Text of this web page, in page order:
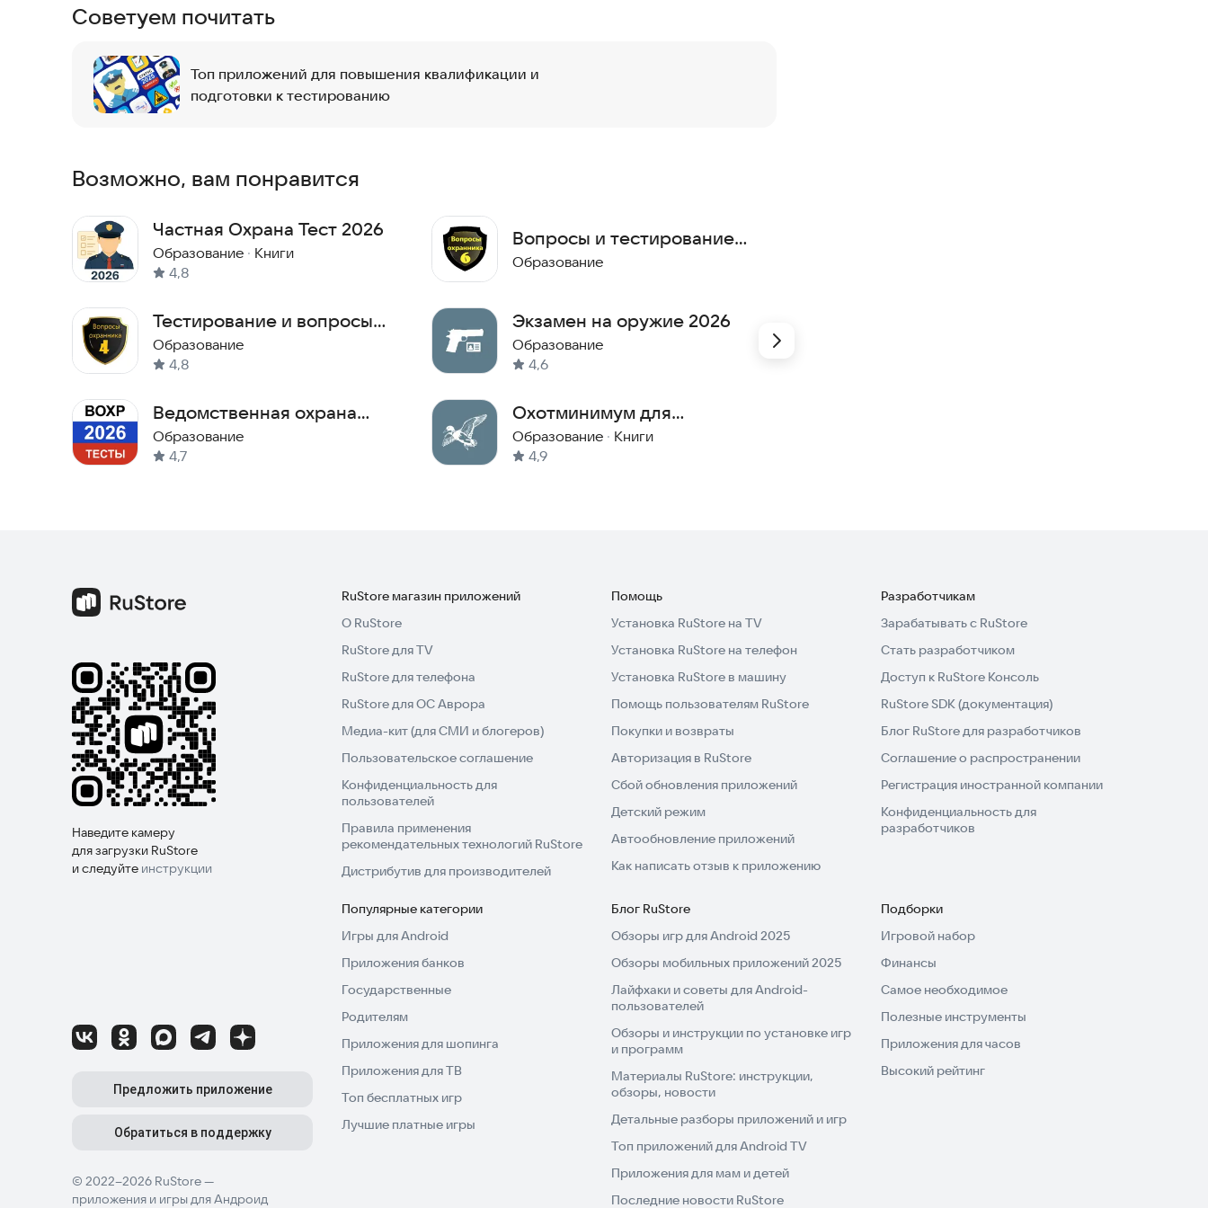
Советуем почитать
Топ приложений для повышения квалификации и
подготовки к тестированию
Возможно, вам понравится
Частная Охрана Тест 2026
Образование · Книги
4,8
Тестирование и вопросы
охранника 4 разряда.
Образование
4,8
Ведомственная охрана
2026 — актуальные
вопросы
Образование
4,7
Вопросы и тестирование
охранника 6 разряда
Образование
Экзамен на оружие 2026
Образование
4,6
Охотминимум для
охотников 2026
Образование · Книги
4,9
Наведите камеру
для загрузки RuStore
и следуйте инструкции
© 2022–2026 RuStore —
приложения и игры для Андроид
Предложить приложение
Обратиться в поддержку
RuStore магазин приложений
О RuStore
RuStore для TV
RuStore для телефона
RuStore для ОС Аврора
Медиа-кит (для СМИ и блогеров)
Пользовательское соглашение
Конфиденциальность для
пользователей
Правила применения
рекомендательных технологий RuStore
Дистрибутив для производителей
Помощь
Установка RuStore на TV
Установка RuStore на телефон
Установка RuStore в машину
Помощь пользователям RuStore
Покупки и возвраты
Авторизация в RuStore
Сбой обновления приложений
Детский режим
Автообновление приложений
Как написать отзыв к приложению
Разработчикам
Зарабатывать с RuStore
Стать разработчиком
Доступ к RuStore Консоль
RuStore SDK (документация)
Блог RuStore для разработчиков
Соглашение о распространении
Регистрация иностранной компании
Конфиденциальность для
разработчиков
Популярные категории
Игры для Android
Приложения банков
Государственные
Родителям
Приложения для шопинга
Приложения для ТВ
Топ бесплатных игр
Лучшие платные игры
Блог RuStore
Обзоры игр для Android 2025
Обзоры мобильных приложений 2025
Лайфхаки и советы для Android-
пользователей
Обзоры и инструкции по установке игр
и программ
Материалы RuStore: инструкции,
обзоры, новости
Детальные разборы приложений и игр
Топ приложений для Android TV
Приложения для мам и детей
Последние новости RuStore
Подборки
Игровой набор
Финансы
Самое необходимое
Полезные инструменты
Приложения для часов
Высокий рейтинг